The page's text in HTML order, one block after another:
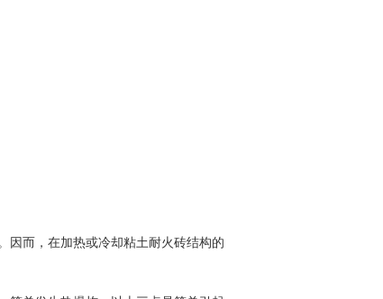
因而，在加热或冷却粘土耐火砖结构的